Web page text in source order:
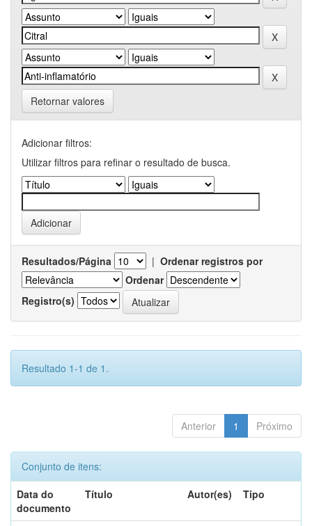
Retornar valores
Adicionar filtros:
Utilizar filtros para refinar o resultado de busca.
Resultados/Página | Ordenar registros por
Ordenar
Registro(s)
Resultado 1-1 de 1.
Anterior 1 Próximo
Conjunto de itens:
Data do
documento
Título Autor(es) Tipo